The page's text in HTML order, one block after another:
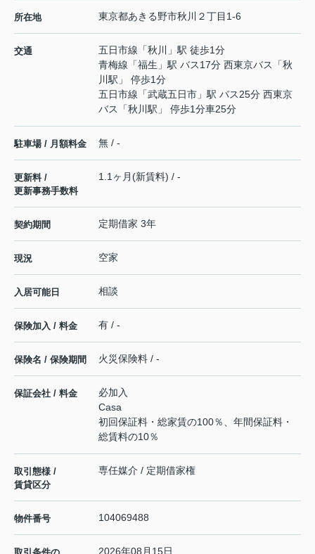
所在地 東京都あきる野市秋川 ２丁目1-6
交通 五日市線 「秋川
」駅 徒歩1分
青梅線 「福生 」駅 バス17分 西東京バス「秋
川駅」 停歩1分
五日市線 「武蔵五日市 」駅 バス25分 西東京
バス「秋川駅」 停歩1分車25分
駐車場 / 月額料金 無 / -
更新料 /
更新事務手数料
1.1ヶ月(新賃料) / -
契約期間 定期借家 3年
現況 空家
入居可能日 相談
保険加入 / 料金 有 / -
保険名 / 保険期間 火災保険料 / -
保証会社 / 料金
必加入
Casa
初回保証料・総家賃の100％、年間保証料・
総賃料の10％
取引態様 /
賃貸区分
専任媒介 / 定期借家権
物件番号 104069488
2026年08月15日